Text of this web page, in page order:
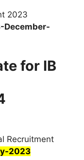
2023
December-
for IB
Recruitment
2023